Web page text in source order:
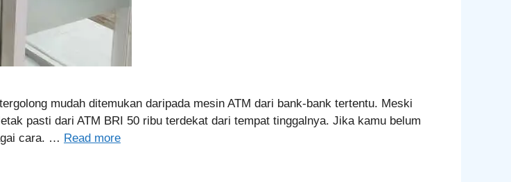
mudah ditemukan daripada mesin ATM dari bank-bank tertentu. Meski
pasti dari ATM BRI 50 ribu terdekat dari tempat tinggalnya. Jika kamu belum
cara. … Read more